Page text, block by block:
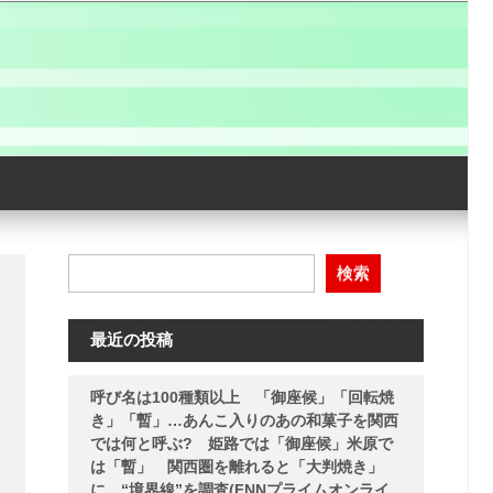
検索
最近の投稿
呼び名は100種類以上 「御座候」「回転焼
き」「暫」…あんこ入りのあの和菓子を関西
では何と呼ぶ? 姫路では「御座候」米原で
は「暫」 関西圏を離れると「大判焼き」